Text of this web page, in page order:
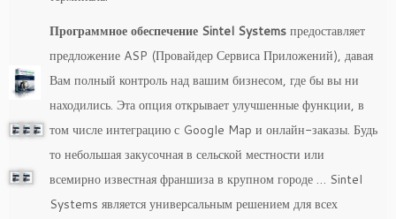
Программное обеспечение Sintel Systems предоставляет
предложение ASP (Провайдер Сервиса Приложений), давая
Вам полный контроль над вашим бизнесом, где бы вы ни
находились. Эта опция открывает улучшенные функции, в
том числе интеграцию с Google Map и онлайн-заказы. Будь
то небольшая закусочная в сельской местности или
всемирно известная франшиза в крупном городе … Sintel
Systems является универсальным решением для всех